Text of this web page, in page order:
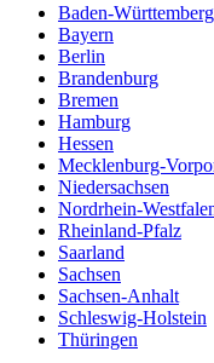
Baden-Württemberg
Bayern
Berlin
Brandenburg
Bremen
Hamburg
Hessen
Mecklenburg-
Niedersachsen
Nordrhein-
Rheinland-Pfalz
Saarland
Sachsen
Sachsen-Anhalt
Schleswig-Holstein
Thüringen